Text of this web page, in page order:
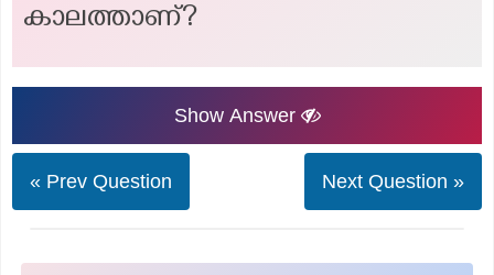
കാലത്താണ്?
Show Answer
« Prev Question Next Question »